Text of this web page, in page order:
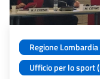
Regione Lombardia
Ufficio per lo sport